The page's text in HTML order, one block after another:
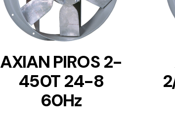
AXIAN PIROS 2-
450T 24-8
60Hz